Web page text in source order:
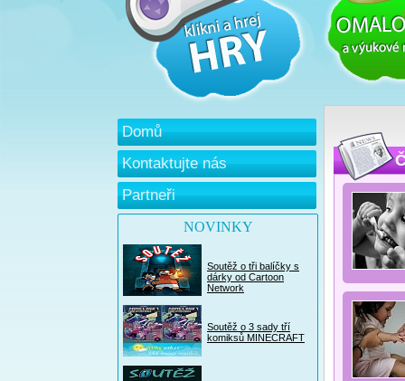
Domů
Kontaktujte nás
Partneři
NOVINKY
Soutěž o tři balíčky s
dárky od Cartoon
Network
Soutěž o 3 sady tří
komiksů MINECRAFT